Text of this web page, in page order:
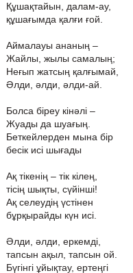
Құшақтайын, далам-ау,
құшағымда қалғи ғой.
Аймалауы ананың –
Жайлы, жылы самалың;
Неғып жатсың қалғымай,
Әлди, әлди, әлди-ай.
Болса біреу кінәлі –
Жуады да шуағың.
Беткейлерден мына бір
бесік исі шығады
Ақ тікенің – тік кілең,
тісің шықты, сүйінші!
Ақ селеудің үстінен
бұрқырайды күн исі.
Әлди, әлди, еркемді,
тапсын ақыл, тапсын ой.
Бүгінгі ұйықтау, ертеңгі